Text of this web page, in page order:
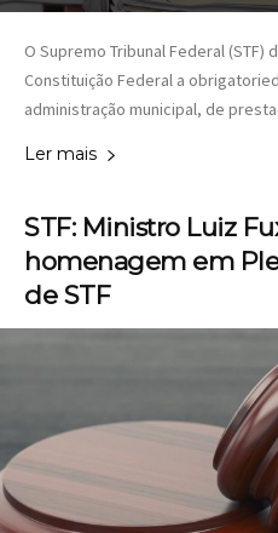
O Supremo Tribunal Federal
Constituição Federal a
administração municipal, de
Ler mais
STF: Ministro Luiz
homenagem em
de STF